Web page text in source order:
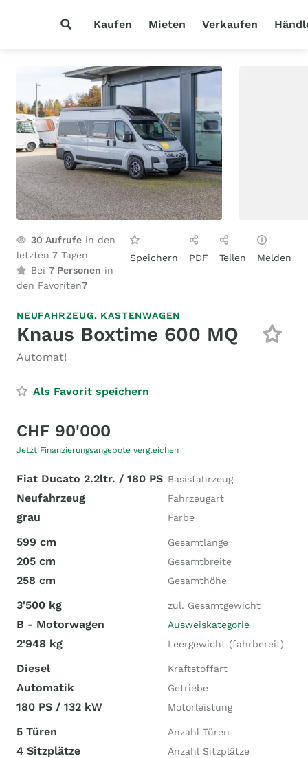
Kaufen Mieten Verkaufen
30 Aufrufe in den
letzten 7 Tagen
Bei 7 Personen in
den Favoriten7
Speichern PDF Teilen Melden
NEUFAHRZEUG, KASTENWAGEN
Knaus Boxtime 600 MQ
Automat!
Als Favorit speichern
CHF 90'000
Jetzt Finanzierungsangebote vergleichen
Fiat Ducato 2.2ltr. / 180 PS Basisfahrzeug
Neufahrzeug Fahrzeugart
grau Farbe
599 cm Gesamtlänge
205 cm Gesamtbreite
258 cm Gesamthöhe
3'500 kg zul. Gesamtgewicht
B - Motorwagen Ausweiskategorie
2'948 kg Leergewicht (fahrbereit)
Diesel Kraftstoffart
Automatik Getriebe
180 PS / 132 kW Motorleistung
5 Türen Anzahl Türen
4 Sitzplätze Anzahl Sitzplätze